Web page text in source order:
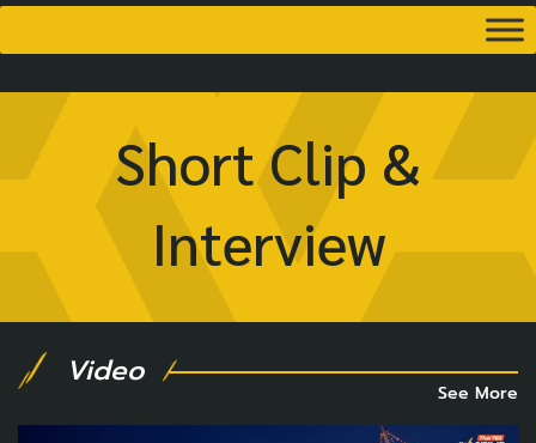
Short Clip &
Interview
Video
See More